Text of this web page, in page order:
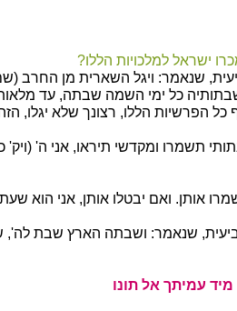
ישראל למלכויות הללו?
שנאמר: ויגל השארית מן החרב
כל ימי השמה שבתה, עד
הפרשיות הללו, רצונך שלא יגלו,
תשמרו ומקדשי תיראו, אני ה' (ויק'
אותן. ואם יבטלו אותן, אני הוא
שנאמר: ושבתה הארץ שבת לה',
עמיתך אל תונו